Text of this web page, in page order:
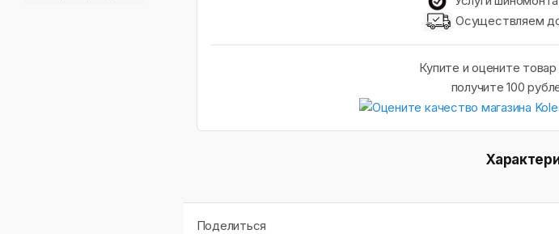
Осуществляем
Купите и оцените
получите 100
Поделиться